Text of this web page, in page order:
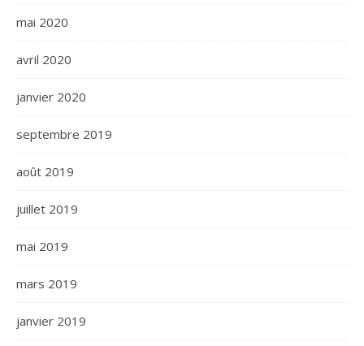
mai 2020
avril 2020
janvier 2020
septembre 2019
août 2019
juillet 2019
mai 2019
mars 2019
janvier 2019